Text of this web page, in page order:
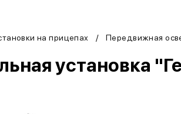
на прицепах Передвижная
установка